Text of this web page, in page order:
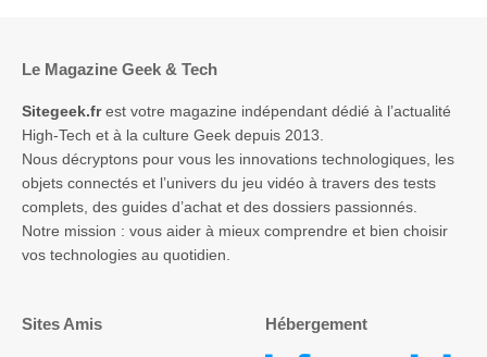
Le Magazine Geek & Tech
Sitegeek.frest votre magazine indépendant dédié à l’actualité
High-Tech et à la culture Geek depuis 2013.
Nous décryptons pour vous les innovations technologiques, les
objets connectés et l’univers du jeu vidéo à travers des tests
complets, des guides d’achat et des dossiers passionnés.
Notre mission : vous aider à mieux comprendre et bien choisir
vos technologies au quotidien.
Sites Amis Hébergement